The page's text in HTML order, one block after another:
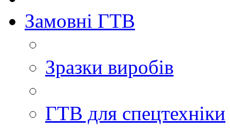
Замовні ГТВ
Зразки виробів
ГТВ для спецтехніки